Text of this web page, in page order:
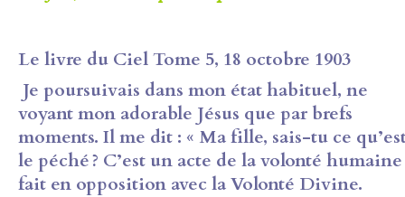
Le livre du Ciel Tome 5, 18 octobre 1903
Je poursuivais dans mon état habituel, ne
voyant mon adorable Jésus que par brefs
moments. Il me dit : « Mafille, sais-tu ce
le péché ? C’est un acte de la volonté humaine
fait en opposition avec la Volonté Divine.